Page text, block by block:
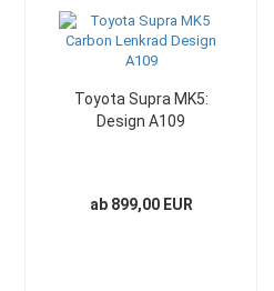
Toyota Supra MK5:
Design A109
ab 899,00 EUR